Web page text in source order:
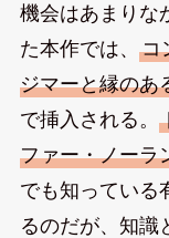
機会はあまりな
た本作では、 コ
ジマーと縁のあ
で挿入される。
ファー・ノーラ
でも知っている
るのだが、知識